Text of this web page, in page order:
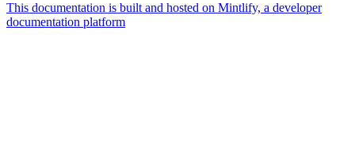
This documentation is built and hosted on Mintlify, a developer
documentation platform